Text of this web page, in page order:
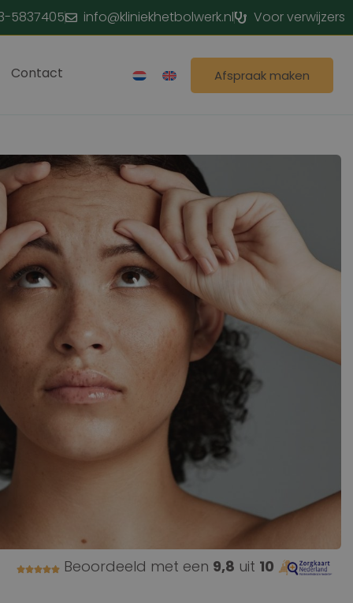
5837405 info@kliniekhetbolwerk.nl Voor verwijzers
Contact Afspraak maken
Beoordeeld met een 9,8 uit 10